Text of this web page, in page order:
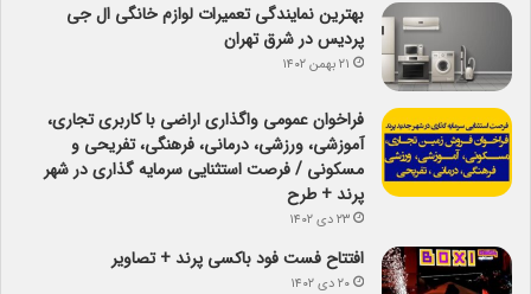
بهترین نمایندگی تعمیرات لوازم خانگی ال جی
پردیس در شرق تهران
۲۱ بهمن ۱۴۰۲
فراخوان عمومی واگذاری اراضی با کاربری تجاری،
آموزشی، ورزشی، درمانی، فرهنگی، تفریحی و
مسکونی / فرصت استثنایی سرمایه گذاری در شهر
پرند + طرح
۲۳ دی ۱۴۰۲
افتتاح فست فود باکسی پرند + تصاویر
۲۰ دی ۱۴۰۲